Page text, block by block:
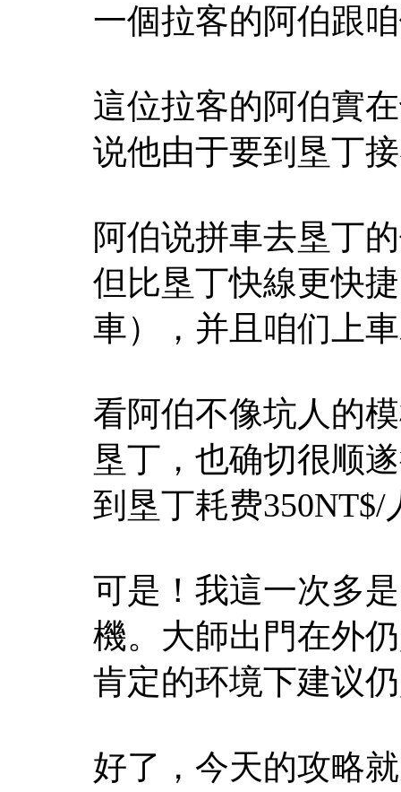
一個拉客的阿伯跟
這位拉客的阿伯實
说他由于要到垦丁
阿伯说拼車去垦丁
但比垦丁快線更快
車），并且咱们上
看阿伯不像坑人的
垦丁，也确切很顺
到垦丁耗费350NT$/
可是！我這一次多
機。大師出門在外
肯定的环境下建议
好了，今天的攻略